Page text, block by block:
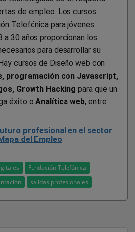
de empleo. Los cursos
Telefónica para jóvenes
a 30 años proporcionan los
para desarrollar su
cursos de Diseño web con
programación con Javascript,
Growth Hacking para que un
éxito o Analítica web, entre
profesional en el sector
del Empleo
Fundación Telefónica
salidas profesionales